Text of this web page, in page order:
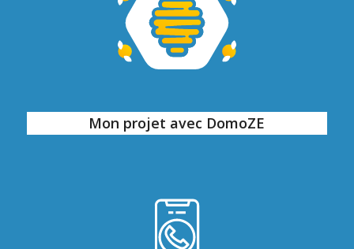
Mon projet avec DomoZE